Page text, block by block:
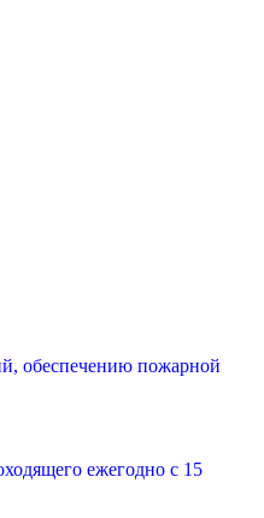
обеспечению пожарной
ежегодно с 15